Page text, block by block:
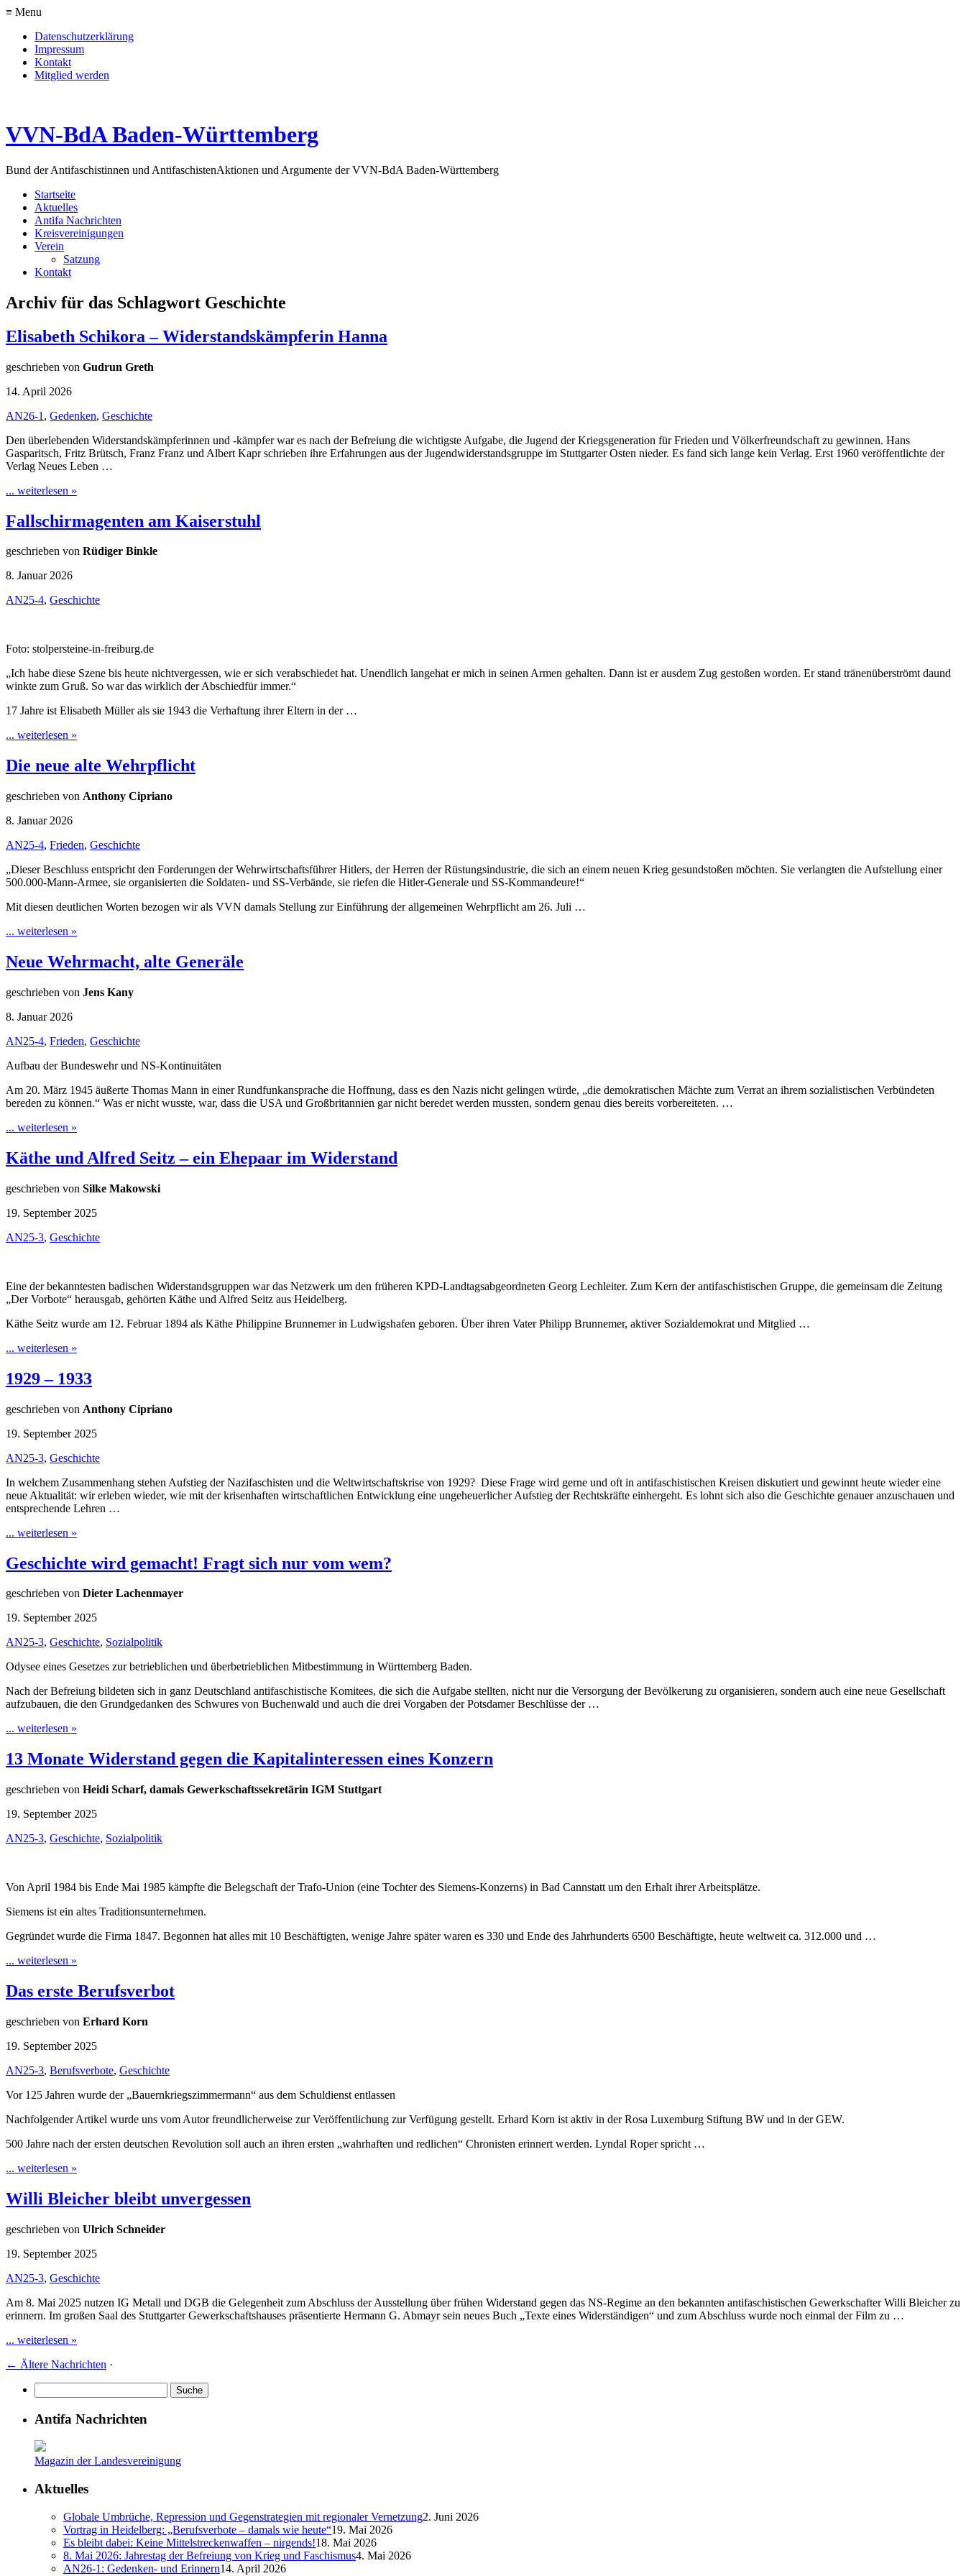
≡ Menu
Datenschutzerklärung
Impressum
Kontakt
Mitglied werden
VVN-BdA Baden-Württemberg
Bund der Antifaschistinnen und AntifaschistenAktionen und Argumente der VVN-BdA Baden-Württemberg
Startseite
Aktuelles
Antifa Nachrichten
Kreisvereinigungen
Verein
Satzung
Kontakt
Archiv für das Schlagwort Geschichte
Elisabeth Schikora – Widerstandskämpferin Hanna
geschrieben von Gudrun Greth
14. April 2026
AN26-1 , Gedenken, Geschichte
Den überlebenden Widerstandskämpferinnen und -kämpfer war es nach der Befreiung die wichtigste Aufgabe, die Jugend der Kriegsgeneration für Frieden und Völkerfreundschaft zu gewinnen. Hans
Gasparitsch, Fritz Brütsch, Franz Franz und Albert Kapr schrieben ihre Erfahrungen aus der Jugendwiderstandsgruppe im Stuttgarter Osten nieder. Es fand sich lange kein Verlag. Erst 1960 veröffentlichte der
Verlag Neues Leben …
... weiterlesen »
Fallschirmagenten am Kaiserstuhl
geschrieben von Rüdiger Binkle
8. Januar 2026
AN25-4, Geschichte
Foto: stolpersteine-in-freiburg.de
„Ich habe diese Szene bis heute nichtvergessen, wie er sich verabschiedet hat. Unendlich langehat er mich in seinen Armen gehalten. Dann ist er ausdem Zug gestoßen worden. Er stand tränenüberströmt daund
winkte zum Gruß. So war das wirklich der Abschiedfür immer.“
17 Jahre ist Elisabeth Müller als sie 1943 die Verhaftung ihrer Eltern in der …
... weiterlesen »
Die neue alte Wehrpflicht
geschrieben von Anthony Cipriano
8. Januar 2026
AN25-4, Frieden, Geschichte
„Dieser Beschluss entspricht den Forderungen der Wehrwirtschaftsführer Hitlers, der Herren der Rüstungsindustrie, die sich an einem neuen Krieg gesundstoßen möchten. Sie verlangten die Aufstellung einer
500.000-Mann-Armee, sie organisierten die Soldaten- und SS-Verbände, sie riefen die Hitler-Generale und SS-Kommandeure!“
Mit diesen deutlichen Worten bezogen wir als VVN damals Stellung zur Einführung der allgemeinen Wehrpflicht am 26. Juli …
... weiterlesen »
Neue Wehrmacht, alte Generäle
geschrieben von Jens Kany
8. Januar 2026
AN25-4, Frieden, Geschichte
Aufbau der Bundeswehr und NS-Kontinuitäten
Am 20. März 1945 äußerte Thomas Mann in einer Rundfunkansprache die Hoffnung, dass es den Nazis nicht gelingen würde, „die demokratischen Mächte zum Verrat an ihrem sozialistischen Verbündeten
bereden zu können.“ Was er nicht wusste, war, dass die USA und Großbritannien gar nicht beredet werden mussten, sondern genau dies bereits vorbereiteten. …
... weiterlesen »
Käthe und Alfred Seitz – ein Ehepaar im Widerstand
geschrieben von Silke Makowski
19. September 2025
AN25-3, Geschichte
Eine der bekanntesten badischen Widerstandsgruppen war das Netzwerk um den früheren KPD-Landtagsabgeordneten Georg Lechleiter. Zum Kern der antifaschistischen Gruppe, die gemeinsam die Zeitung
„Der Vorbote“ herausgab, gehörten Käthe und Alfred Seitz aus Heidelberg.
Käthe Seitz wurde am 12. Februar 1894 als Käthe Philippine Brunnemer in Ludwigshafen geboren. Über ihren Vater Philipp Brunnemer, aktiver Sozialdemokrat und Mitglied …
... weiterlesen »
1929 – 1933
geschrieben von Anthony Cipriano
19. September 2025
AN25-3, Geschichte
In welchem Zusammenhang stehen Aufstieg der Nazifaschisten und die Weltwirtschaftskrise von 1929? Diese Frage wird gerne und oft in antifaschistischen Kreisen diskutiert und gewinnt heute wieder eine
neue Aktualität: wir erleben wieder, wie mit der krisenhaften wirtschaftlichen Entwicklung eine ungeheuerlicher Aufstieg der Rechtskräfte einhergeht. Es lohnt sich also die Geschichte genauer anzuschauen und
entsprechende Lehren …
... weiterlesen »
Geschichte wird gemacht! Fragt sich nur vom wem?
geschrieben von Dieter Lachenmayer
19. September 2025
AN25-3, Geschichte, Sozialpolitik
Odysee eines Gesetzes zur betrieblichen und überbetrieblichen Mitbestimmung in Württemberg Baden.
Nach der Befreiung bildeten sich in ganz Deutschland antifaschistische Komitees, die sich die Aufgabe stellten, nicht nur die Versorgung der Bevölkerung zu organisieren, sondern auch eine neue Gesellschaft
aufzubauen, die den Grundgedanken des Schwures von Buchenwald und auch die drei Vorgaben der Potsdamer Beschlüsse der …
... weiterlesen »
13 Monate Widerstand gegen die Kapitalinteressen eines Konzern
geschrieben von Heidi Scharf, damals Gewerkschaftssekretärin IGM Stuttgart
19. September 2025
AN25-3, Geschichte, Sozialpolitik
Von April 1984 bis Ende Mai 1985 kämpfte die Belegschaft der Trafo-Union (eine Tochter des Siemens-Konzerns) in Bad Cannstatt um den Erhalt ihrer Arbeitsplätze.
Siemens ist ein altes Traditionsunternehmen.
Gegründet wurde die Firma 1847. Begonnen hat alles mit 10 Beschäftigten, wenige Jahre später waren es 330 und Ende des Jahrhunderts 6500 Beschäftigte, heute weltweit ca. 312.000 und …
... weiterlesen »
Das erste Berufsverbot
geschrieben von Erhard Korn
19. September 2025
AN25-3, Berufsverbote, Geschichte
Vor 125 Jahren wurde der „Bauernkriegszimmermann“ aus dem Schuldienst entlassen
Nachfolgender Artikel wurde uns vom Autor freundlicherweise zur Veröffentlichung zur Verfügung gestellt. Erhard Korn ist aktiv in der Rosa Luxemburg Stiftung BW und in der GEW.
500 Jahre nach der ersten deutschen Revolution soll auch an ihren ersten „wahrhaften und redlichen“ Chronisten erinnert werden. Lyndal Roper spricht …
... weiterlesen »
Willi Bleicher bleibt unvergessen
geschrieben von Ulrich Schneider
19. September 2025
AN25-3, Geschichte
Am 8. Mai 2025 nutzen IG Metall und DGB die Gelegenheit zum Abschluss der Ausstellung über frühen Widerstand gegen das NS-Regime an den bekannten antifaschistischen Gewerkschafter Willi Bleicher zu
erinnern. Im großen Saal des Stuttgarter Gewerkschaftshauses präsentierte Hermann G. Abmayr sein neues Buch „Texte eines Widerständigen“ und zum Abschluss wurde noch einmal der Film zu …
... weiterlesen »
← Ältere Nachrichten ·
Antifa Nachrichten
Magazin der Landesvereinigung
Aktuelles
Globale Umbrüche, Repression und Gegenstrategien mit regionaler Vernetzung2. Juni 2026
Vortrag in Heidelberg: „Berufsverbote – damals wie heute“19. Mai 2026
Es bleibt dabei: Keine Mittelstreckenwaffen – nirgends!18. Mai 2026
8. Mai 2026: Jahrestag der Befreiung von Krieg und Faschismus4. Mai 2026
AN26-1: Gedenken- und Erinnern14. April 2026